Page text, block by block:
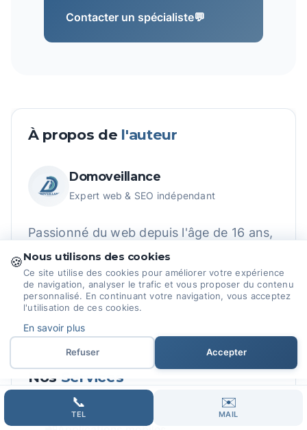
Contacter un spécialiste💬
À propos de l'auteur
Domoveillance
Expert web & SEO indépendant
Passionné du web depuis l'âge de 16 ans,
je crée des sites performants et des
stratégies SEO sur mesure partout en
France et dans le monde depuis 2010.
Mon parcours
Nos Services
📞
TEL
✉️
MAIL
🍪Nous utilisons des cookies
Ce site utilise des cookies pour améliorer votre expérience
de navigation, analyser le trafic et vous proposer du contenu
personnalisé. En continuant votre navigation, vous acceptez
l'utilisation de ces cookies.
En savoir plus
Refuser Accepter